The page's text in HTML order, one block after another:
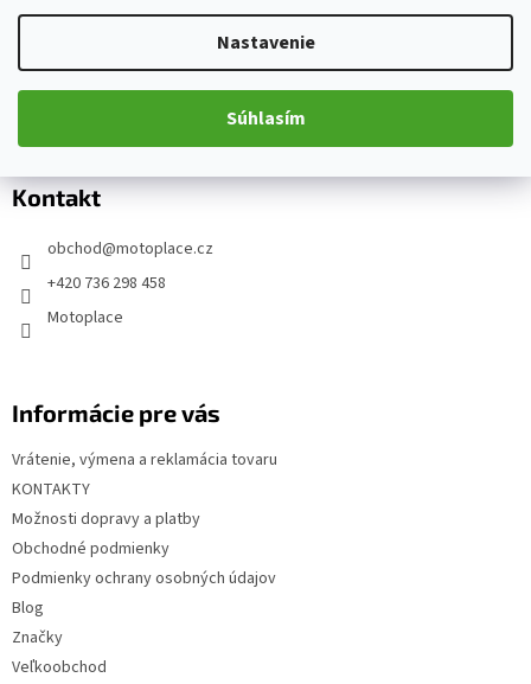
Nastavenie
Súhlasím
p
äKontakt
obchod@motoplace.cz
+420 736 298 458
Motoplace
Informácie pre vás
Vrátenie, výmena a reklamácia tovaru
KONTAKTY
Možnosti dopravy a platby
Obchodné podmienky
Podmienky ochrany osobných údajov
Blog
Značky
Veľkoobchod